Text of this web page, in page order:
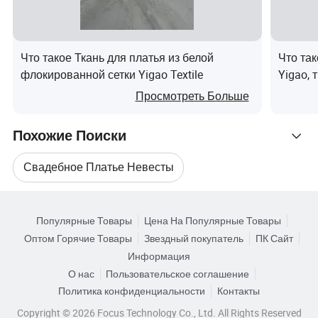
Ирландии и т.д.
LVSI BRIDAL также предоставляет индивидуальные
частных невест и комнат в море. Мы также
дома/фотографа/свадебных консультантов, или
только свадебных влюбленных связаться с нами.
оптовым продавцом или продавцом, мы рады
предоставить вам лучший сервис.
отношений с Вами и на поиск взаимного развития
между нами!
ЧАСТО ЗАДАВАЕМЫЕ ВОПРОСЫ
Q:сколько лет опыта в проектировании, производстве,
Что такое Ткань для платья из белой
флокированной сетки Yigao Textile
Просмотреть Больше
Что
Yigao,
Похожие Поиски
Свадебное Платье Невесты
Свадебное Платье Для Невесты
Поиск по Категориям
Популярные Товары
Цена На Популярные Товары
Оптом Горячие Товары
Звездный покупатель
ПК Сайт
Информация
О нас
Пользовательское соглашение
Политика конфиденциальности
Контакты
Copyright © 2026 Focus Technology Co., Ltd. All Rights Reserved